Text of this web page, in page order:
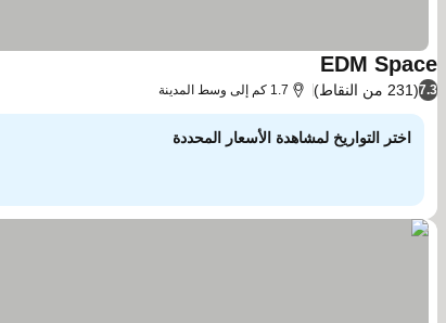
EDM Space
7.3(231 من النقاط) 1.7 كم إلى وسط المدينة
اختر التواريخ لمشاهدة الأسعار المحددة